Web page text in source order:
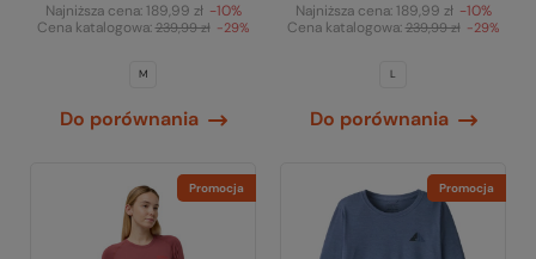
Najniższa cena:189,99 zł -10%
Cena katalogowa:239,99 zł -29%
M
Do porównania
Najniższa cena:189,99 zł -10%
Cena katalogowa:239,99 zł -29%
L
Do porównania
Promocja Promocja